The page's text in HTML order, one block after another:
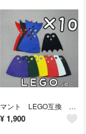
マント LEGO互換 レゴ武器 お城 スターウォーズ 中世ヨーロッパ インテリア
¥ 1,900